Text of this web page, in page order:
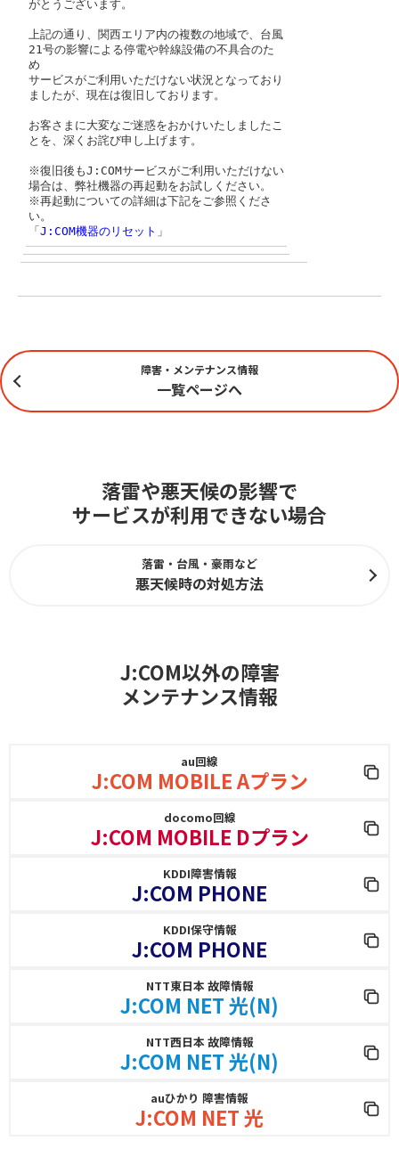
がとうございます。
上記の通り、関西エリア内の複数の地域で、台風
21号の影響による停電や幹線設備の不具合のた
め
サービスがご利用いただけない状況となっており
ましたが、現在は復旧しております。
お客さまに大変なご迷惑をおかけいたしましたこ
とを、深くお詫び申し上げます。
※復旧後もJ:COMサービスがご利用いただけない
場合は、弊社機器の再起動をお試しください。
※再起動についての詳細は下記をご参照くださ
い。
「 J:COM機器のリセット 」
障害・メンテナンス情報
一覧ページへ
落雷や悪天候の影響で
サービスが利用できない場合
落雷・台風・豪雨など
悪天候時の対処方法
J:COM以外の障害
メンテナンス情報
au回線
J:COM MOBILE Aプラン
docomo回線
J:COM MOBILE Dプラン
KDDI障害情報
J:COM PHONE
KDDI保守情報
J:COM PHONE
NTT東日本 故障情報
J:COM NET 光(N)
NTT西日本 故障情報
J:COM NET 光(N)
auひかり 障害情報
J:COM NET 光